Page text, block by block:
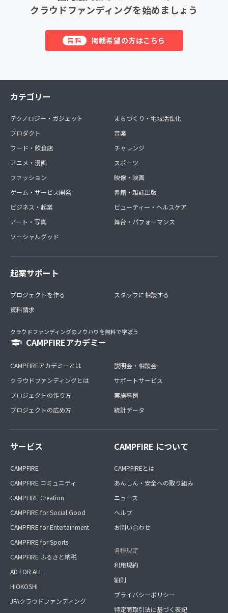
クラウドファンディングを始めましょう
無料 掲載希望の方はこちら
カテゴリー
テクノロジー・ガジェット
プロダクト
フード・飲食店
アニメ・漫画
ファッション
ゲーム・サービス開発
ビジネス・起業
アート・写真
ソーシャルグッド
まちづくり・地域活性化
音楽
チャレンジ
スポーツ
映像・映画
書籍・雑誌出版
ビューティー・ヘルスケア
舞台・パフォーマンス
起案サポート
プロジェクトを作る
資料請求
スタッフに相談する
クラウドファンディングのノウハウを無料で学ぼう
CAMPFIREアカデミー
CAMPFIREアカデミーとは
クラウドファンディングとは
プロジェクトの作り方
プロジェクトの広め方
説明会・相談会
サポートサービス
実施事例
統計データ
サービス
CAMPFIRE
CAMPFIRE コミュニティ
CAMPFIRE Creation
CAMPFIRE for Social Good
CAMPFIRE for Entertainment
CAMPFIRE for Sports
CAMPFIRE ふるさと納税
AD FOR ALL
HIOKOSHI
JFAクラウドファンディング
CAMPFIRE について
CAMPFIREとは
あんしん・安全への取り組み
ニュース
ヘルプ
お問い合わせ
各種規定
利用規約
細則
プライバシーポリシー
特定商取引法に基づく表記